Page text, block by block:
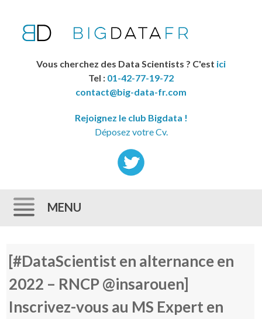
Vous cherchez des Data Scientists ? C'est ici
Tel : 01-42-77-19-72
contact@big-data-fr.com
Rejoignez le club Bigdata !
Déposez votre Cv.
MENU
[#DataScientist en alternance en
2022 – RNCP @insarouen]
Inscrivez-vous au MS Expert en